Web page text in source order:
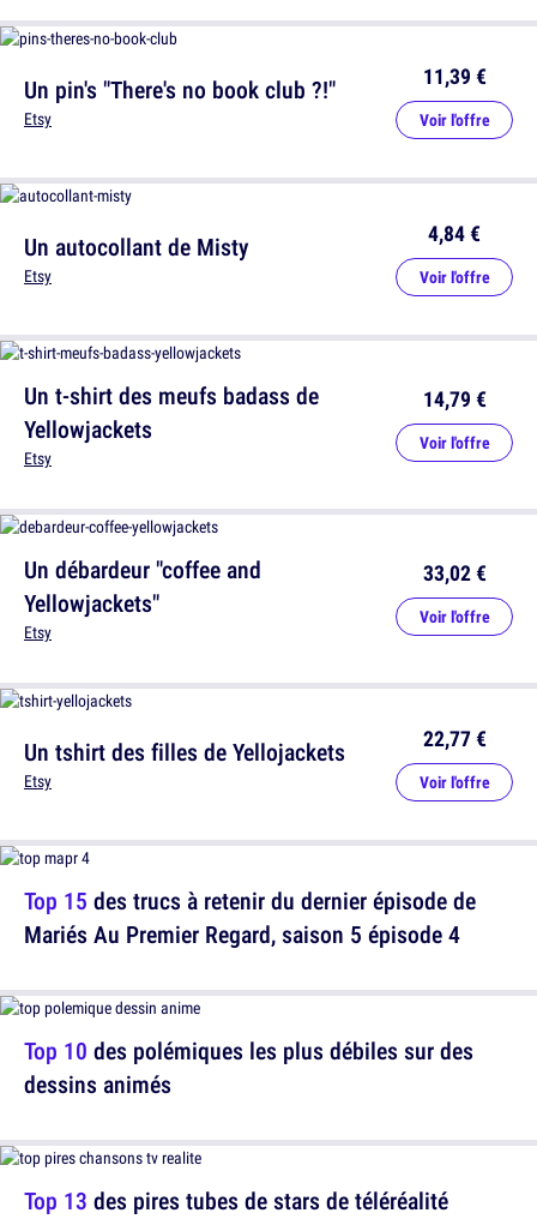
Un pin's "There's no book club ?!"
Etsy
11,39 €
Voir l'offre
Un t-shirt des meufs badass de
Yellowjackets
Etsy
14,79 €
Voir l'offre
Un tshirt des filles de Yellojackets
Etsy
22,77 €
Voir l'offre
Top 10 des polémiques les plus débiles sur des
dessins animés
Un autocollant de Misty
Etsy
4,84 €
Voir l'offre
Un débardeur "coffee and
Yellowjackets"
Etsy
33,02 €
Voir l'offre
Top 15 des trucs à retenir du dernier épisode de
Mariés Au Premier Regard, saison 5 épisode 4
Top 13 des pires tubes de stars de téléréalité